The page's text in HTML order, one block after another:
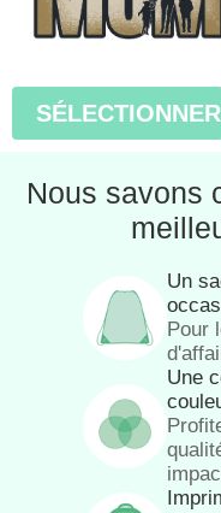
SÉLECTIONNER
Nous savons
Un
Pour
Une